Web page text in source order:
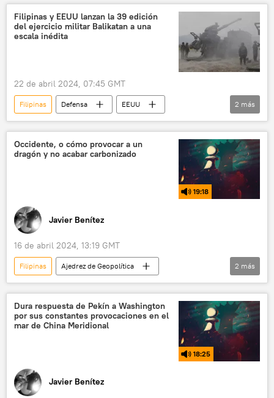
Filipinas y EEUU lanzan la 39 edición
del ejercicio militar Balikatan a una
escala inédita
22 de abril 2024, 07:45 GMT
Filipinas Defensa
EEUU
🛡️ Fuerzas Armadas
Fuerzas Armadas de Filipinas
2 más
Occidente, o cómo provocar a un
dragón y no acabar carbonizado
19:18
Javier Benítez
16 de abril 2024, 13:19 GMT
Filipinas
Ajedrez de Geopolítica
Casa Blanca
China EEUU
2 más
Dura respuesta de Pekín a Washington
por sus constantes provocaciones en el
mar de China Meridional
18:25
Javier Benítez